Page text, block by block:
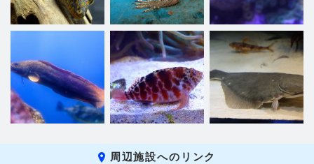
周辺施設へのリンク